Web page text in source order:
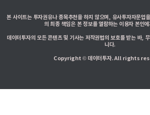
본 사이트는 투자권유나 종목추천을 하지 않으며, 유사투자자문업
의 최종 책임은 본 정보를 열람하는 이용자 본인
데이터투자의 모든 콘텐츠 및 기사는 저작권법의 보호를 받는 바,
니다.
Copyright © 데이터투자. All rights